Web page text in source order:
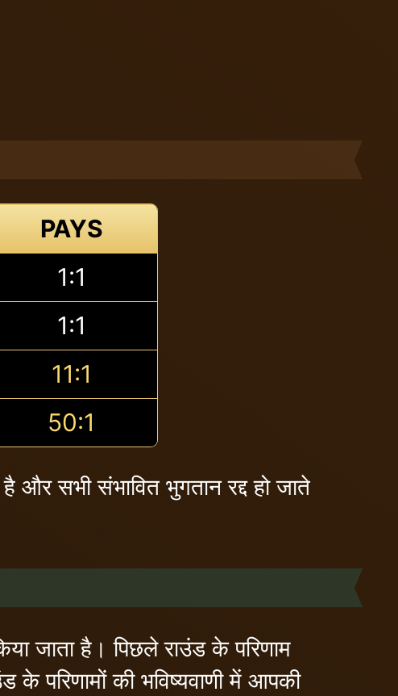
PAYS
1:1
1:1
11:1
50:1
और सभी संभावित भुगतान रद्द हो जाते
जाता है। पिछले राउंड के परिणाम
के परिणामों की भविष्यवाणी में आपकी